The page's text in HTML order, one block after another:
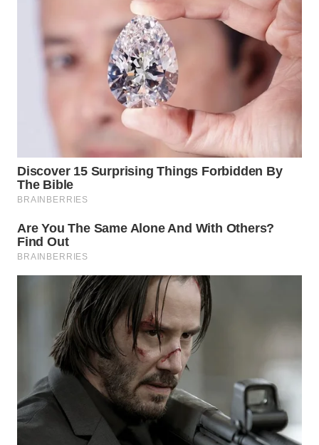
WN DELI
SERDANG
TEBING
WN
PAKPAK
WN
KARAWANG
BOGOR
WN
DEPOK